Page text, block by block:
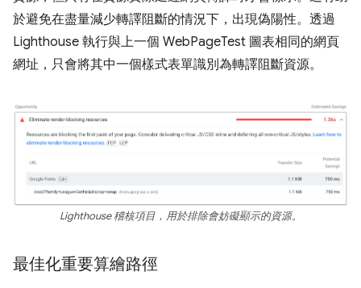
於避免在盡量減少轉譯阻斷的情況下，出現偽陽性。透過
Lighthouse 執行與上一個 WebPageTest 圖表相同的網頁
網址，只會將其中一個樣式表單識別為轉譯阻斷資源。
Lighthouse 稽核項目，用於排除會妨礙顯示的資源。
最佳化重要算繪路徑